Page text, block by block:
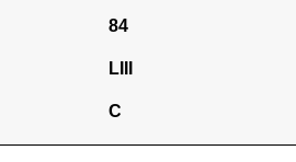
84
LIII
C